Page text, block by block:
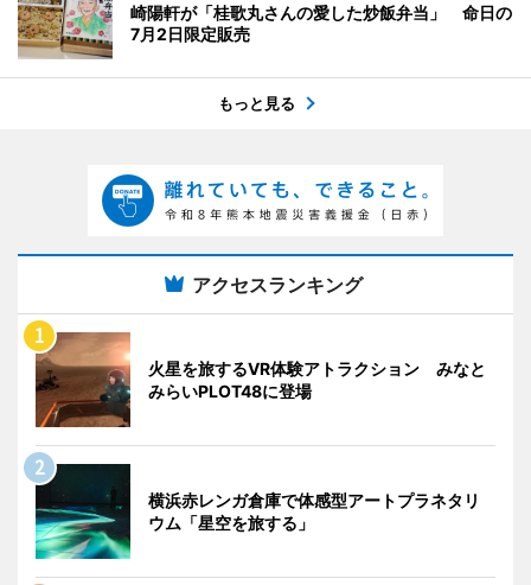
崎陽軒が「桂歌丸さんの愛した炒飯弁当」 命日の
7月2日限定販売
もっと見る
アクセスランキング
火星を旅するVR体験アトラクション みなと
みらいPLOT48に登場
横浜赤レンガ倉庫で体感型アートプラネタリ
ウム「星空を旅する」